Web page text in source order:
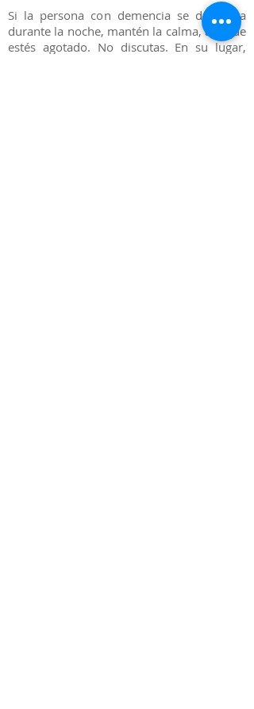
Si la persona con demencia se despierta
durante la noche, mantén la calma, aunque
estés agotado. No discutas. En su lugar,